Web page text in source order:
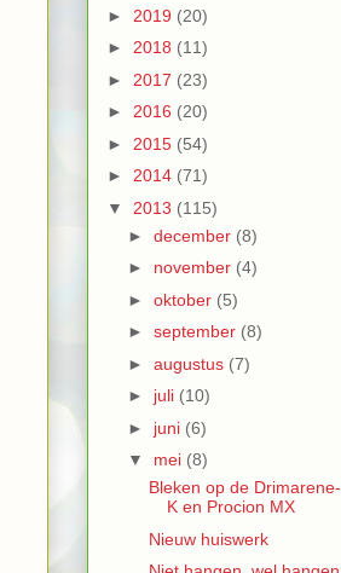
► 2019 (20)
► 2018 (11)
► 2017 (23)
► 2016 (20)
► 2015 (54)
► 2014 (71)
▼ 2013 (115)
► december (8)
► november (4)
► oktober (5)
► september (8)
► augustus (7)
► juli (10)
► juni (6)
▼ mei (8)
Bleken op de Drimarene-
K en Procion MX
Nieuw huiswerk